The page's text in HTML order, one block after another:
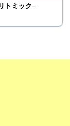
トミック−